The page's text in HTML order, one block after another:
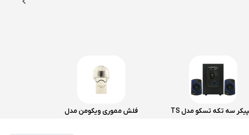
اسپیکر سه تکه تسکو مدل TS
فلش مموری ویکومن مدل